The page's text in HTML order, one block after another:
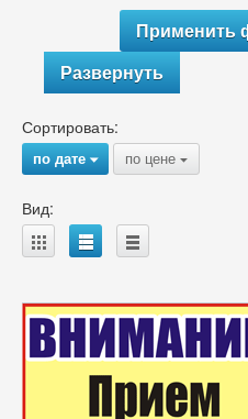
Развернуть
Сортировать:
по дате{ по цене {
Вид:
A B C